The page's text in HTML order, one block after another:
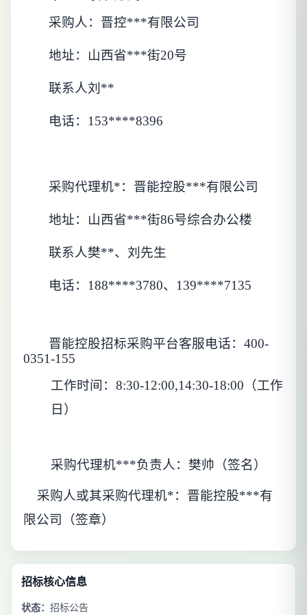
采购人：晋控***有限公司
地址：山西省***街20号
联系人刘**
电话： 153****8396
采购代理机*：晋能控股***有限公司
地址：山西省***街86号综合办公楼
联系人樊**、刘先生
电话： 188****3780、139****7135
晋能控股招标采购平台客服电话：400-
0351-155
工作时间： 8:30-12:00,14:30-18:00（工作
日）
采购代理机***负责人：樊帅（签名）
采购人或其采购代理机*：晋能控股***有
限公司（签章）
招标核心信息
状态： 招标公告